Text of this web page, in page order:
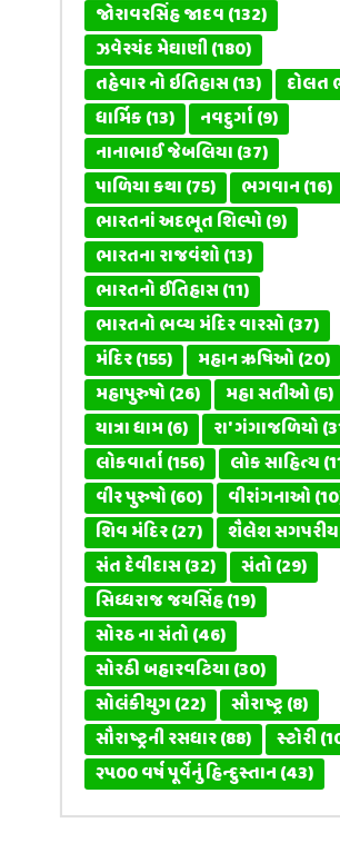
જોરાવરસિંહ જાદવ(132)
ઝવેરચંદ મેઘાણી(180)
તહેવાર નો ઇતિહાસ(13) દોલત
ધાર્મિક(13) નવદુર્ગા(9)
નાનાભાઈ જેબલિયા(37)
પાળિયા કથા(75) ભગવાન(16)
ભારતનાં અદભૂત શિલ્પો(9)
ભારતના રાજવંશો(13)
ભારતનો ઈતિહાસ(11)
ભારતનો ભવ્ય મંદિર વારસો(37)
મંદિર(155) મહાન ઋષિઓ(20)
મહાપુરુષો(26) મહા સતીઓ(5)
યાત્રા ધામ(6) રા' ગંગાજળિયો
લોકવાર્તા(156) લોક સાહિત્ય
વીર પુરુષો(60) વીરાંગનાઓ
શિવ મંદિર(27) શૈલેશ
સંત દેવીદાસ(32) સંતો(29)
સિધ્ધરાજ જયસિંહ(19)
સોરઠ ના સંતો(46)
સોરઠી બહારવટિયા(30)
સોલંકીયુગ(22) સૌરાષ્ટ્ર(8)
સૌરાષ્ટ્રની રસધાર(88) સ્ટોરી
૨૫૦૦ વર્ષ પૂર્વેનું હિન્દુસ્તાન(43)